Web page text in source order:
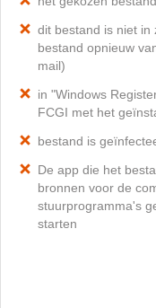
dit bestand is niet in
bestand opnieuw
mail)
in "Windows
FCGI met het
bestand is
De app die het
bronnen voor de
stuurprogramma's
starten